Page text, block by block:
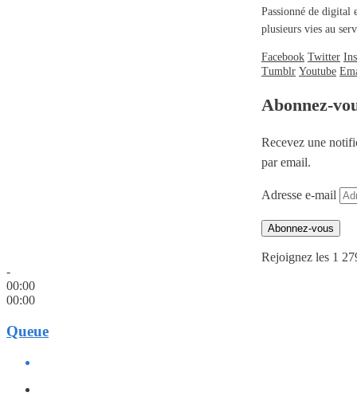
Passionné de digital
plusieurs vies au
Facebook Twitter
Tumblr Youtube
Abonnez-
Recevez une
par email.
Adresse e-mail
Abonnez-vous
Rejoignez les 1
-
00:00
00:00
Queue